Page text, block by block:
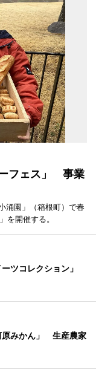
フェス」 事業
涌園」（箱根町）で春
を開催する。
ーツコレクション」
原みかん」 生産農家